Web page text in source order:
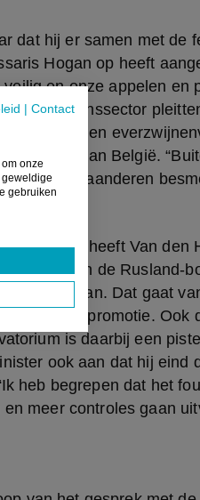
Contact
onze
gebruiken
Hogan op heeft
en onze appelen en
de varkenssector
varkens- en
en de rest van België.
in Vlaanderen
veilingen en de Rusland-
gedaan. Dat gaat
en exportpromotie.
is daarbij een
ook aan dat hij eind
heb begrepen dat het
en meer controles gaan